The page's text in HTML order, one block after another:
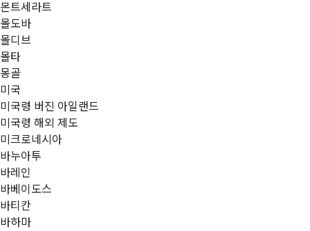
몬트세라트
몰도바
몰디브
몰타
몽골
미국
미국령 버진 아일랜드
미국령 해외 제도
미크로네시아
바누아투
바레인
바베이도스
바티칸
바하마